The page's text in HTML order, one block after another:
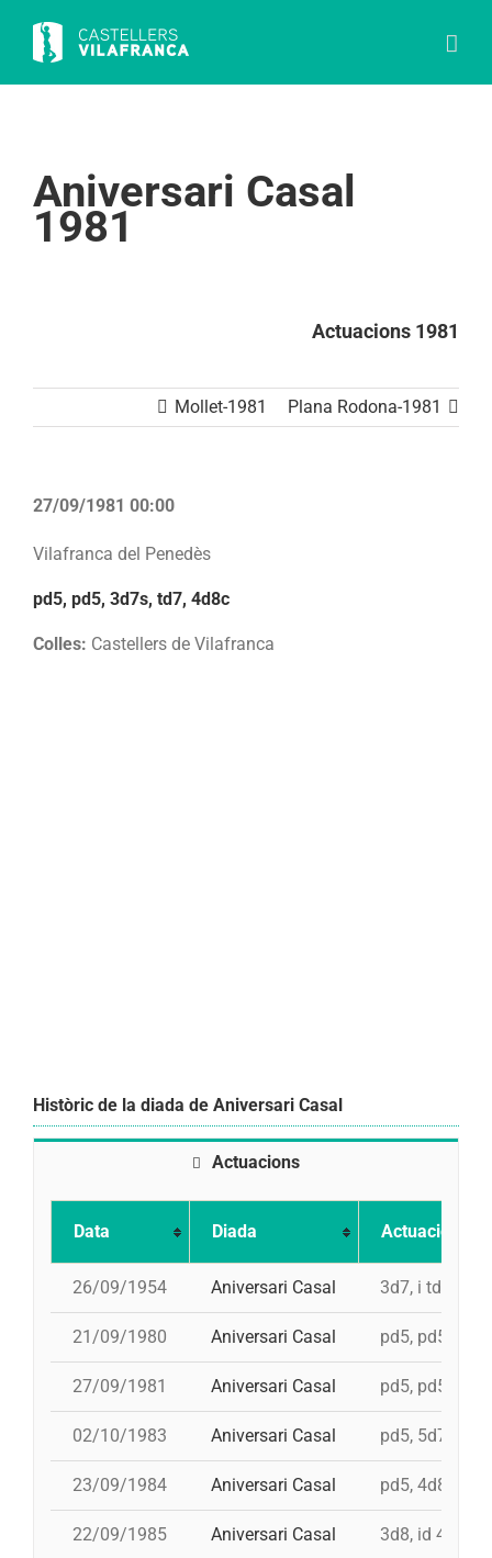
content
Aniversari Casal
1981
Actuacions 1981
Mollet-1981 Plana Rodona-1981
27/09/1981 00:00
Vilafranca del Penedès
pd5, pd5, 3d7s, td7, 4d8c
Colles: Castellers de Vilafranca
Històric de la diada de Aniversari Casal
Actuacions
Data Diada Actuació
26/09/1954 Aniversari Casal 3d7, i td7
21/09/1980 Aniversari Casal pd5, pd5,
27/09/1981 Aniversari Casal pd5, pd5,
02/10/1983 Aniversari Casal pd5, 5d7, td7,
23/09/1984 Aniversari Casal pd5, 4d8,
22/09/1985 Aniversari Casal 3d8, id 4d8,